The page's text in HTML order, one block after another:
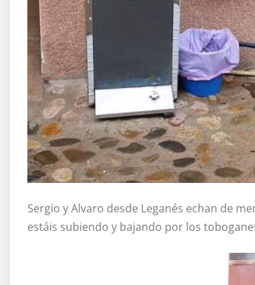
Sergio y Alvaro desde Leganés echan de
estáis subiendo y bajando por los